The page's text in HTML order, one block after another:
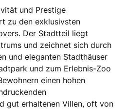
und Prestige
zu den exklusivsten
Der Stadtteil liegt
und zeichnet sich durch
und eleganten Stadthäuser
und zum Erlebnis-Zoo
einen hohen
gut erhaltenen Villen, oft von